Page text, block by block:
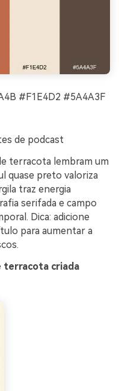
#F1E4D2 #5A4A3F
de podcast
terracota lembram um
quase preto valoriza
traz energia
serifada e campo
Dica: adicione
para aumentar a
terracota criada